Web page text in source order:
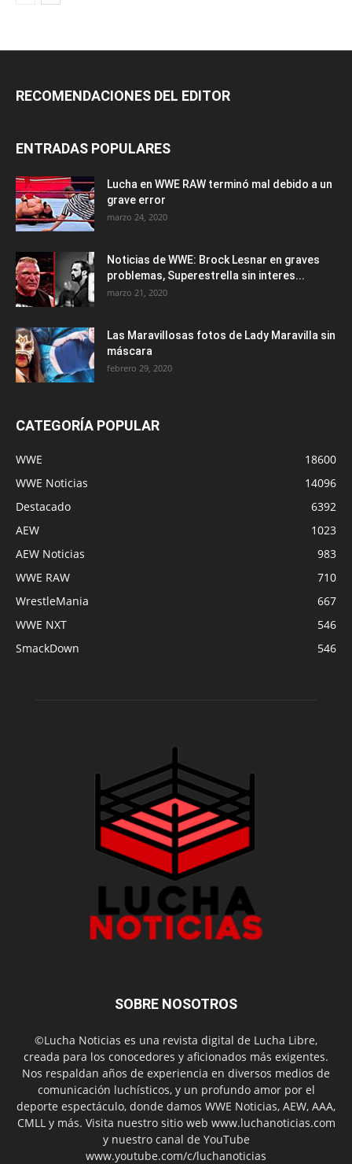
RECOMENDACIONES DEL EDITOR
ENTRADAS POPULARES
Lucha en WWE RAW terminó mal debido a un
grave error
marzo 24, 2020
Noticias de WWE: Brock Lesnar en graves
problemas, Superestrella sin interes...
marzo 21, 2020
Las Maravillosas fotos de Lady Maravilla sin
máscara
febrero 29, 2020
CATEGORÍA POPULAR
WWE
18600
WWE Noticias
14096
Destacado
6392
AEW
1023
AEW Noticias
983
WWE RAW
710
WrestleMania
667
WWE NXT
546
SmackDown
546
SOBRE NOSOTROS
©Lucha Noticias es una revista digital de Lucha Libre,
creada para los conocedores y aficionados más exigentes.
Nos respaldan años de experiencia en diversos medios de
comunicación luchísticos, y un profundo amor por el
deporte espectáculo, donde damos WWE Noticias, AEW, AAA,
CMLL y más. Visita nuestro sitio web www.luchanoticias.com
y nuestro canal de YouTube
www.youtube.com/c/luchanoticias